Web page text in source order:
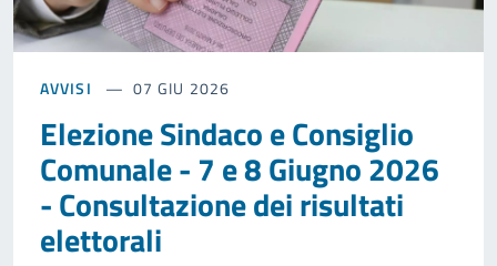
AVVISI 07 GIU 2026
Elezione Sindaco e Consiglio
Comunale - 7 e 8 Giugno 2026
- Consultazione dei risultati
elettorali